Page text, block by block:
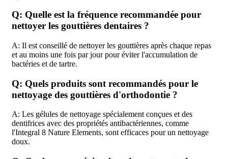
Q: Quelle est la fréquence recommandée pour
nettoyer les gouttières dentaires ?
A: Il est conseillé de nettoyer les gouttières après chaque repas
et au moins une fois par jour pour éviter l'accumulation de
bactéries et de tartre.
Q: Quels produits sont recommandés pour le
nettoyage des gouttières d'orthodontie ?
A: Les gélules de nettoyage spécialement conçues et des
dentifrices avec des propriétés antibactériennes, comme
l'Integral 8 Nature Elements, sont efficaces pour un nettoyage
doux.